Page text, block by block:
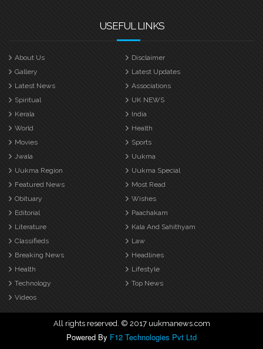
USEFUL LINKS
About Us
Disclaimer
Gallery
Latest Updates
Latest News
Associations
Spiritual
UK NEWS
Kerala
India
World
Health
Movies
Sports
Jwala
Uukma
Uukma Region
Uukma Special
Featured News
Most Read
Obituary
Wishes
Editorial
Paachakam
Literature
Kala And Sahithyam
Classifieds
Law
Breaking News
Headlines
Health
Lifestyle
Technology
Top News
Videos
All rights reserved. © 2017 uukmanews.com
Powered By F12 Technologies Pvt Ltd